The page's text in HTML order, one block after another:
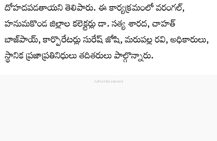
దోహదపడతాయని తెలిపారు. ఈ కార్యక్రమంలో వరంగల్,
హనుమకొండ జిల్లాల కలెక్టర్లు డా. సత్య శారద, చాహత్
బాజ్‌పాయ్, కార్పొరేటర్లు సురేష్ జోషి, మరుపల్ల రవి, అధికారులు,
స్థానిక ప్రజాప్రతినిధులు తదితరులు పాల్గొన్నారు.